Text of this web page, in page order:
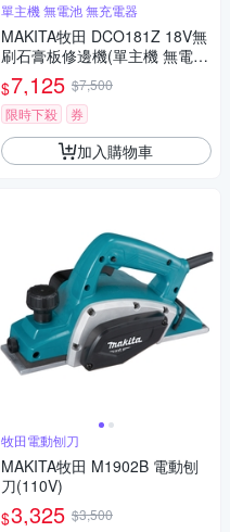
單主機 無電池 無充電器
MAKITA牧田 DCO181Z 18V無
刷石膏板修邊機(單主機 無電池
無充電器)
$7,125 $7,500
限時下殺
券
加入購物車
牧田電動刨刀
MAKITA牧田 M1902B 電動刨
刀(110V)
$3,325 $3,500